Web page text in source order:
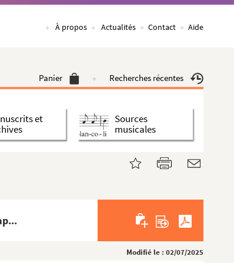
À propos Actualités Contact Aide
Panier Recherches récentes
et
Sources
musicales
Modifié le : 02/07/2025